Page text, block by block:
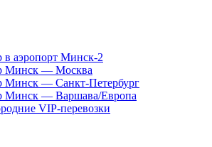
в аэропорт Минск-2
Минск — Москва
Минск — Санкт-Петербург
Минск — Варшава/Европа
VIP-перевозки